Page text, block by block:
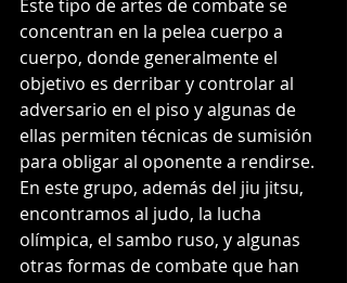
Este tipo de artes de combate se
concentran en la pelea cuerpo a
cuerpo, donde generalmente el
objetivo es derribar y controlar al
adversario en el piso y algunas de
ellas permiten técnicas de sumisión
para obligar al oponente a rendirse.
En este grupo, además del jiu jitsu,
encontramos al judo, la lucha
olímpica, el sambo ruso, y algunas
otras formas de combate que han